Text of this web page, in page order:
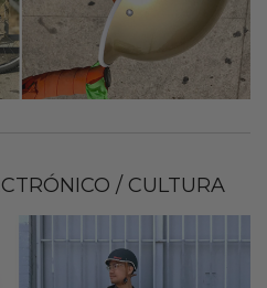
/ CULTURA